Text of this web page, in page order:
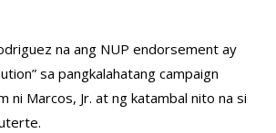
na ang NUP endorsement ay
sa pangkalahatang campaign
ni Marcos, Jr. at ng katambal nito na si